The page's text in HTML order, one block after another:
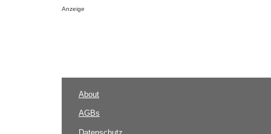
Anzeige
About
AGBs